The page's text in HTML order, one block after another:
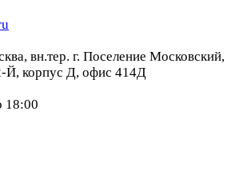
вн.тер. г. Поселение Московский,
Й, корпус Д, офис 414Д
18:00